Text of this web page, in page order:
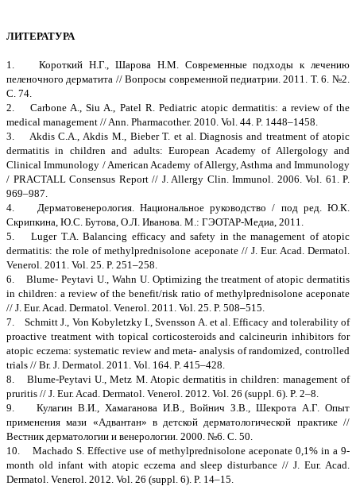
ЛИТЕРАТУРА
1. Короткий Н.Г., Шарова Н.М. Современные подходы к лечению
пеленочного дерматита // Вопросы современной педиатрии. 2011. Т. 6. №2.
С. 74.
2. Carbone A., Siu A., Patel R. Pediatric atopic dermatitis: a review of the
medical management // Ann. Pharmacother. 2010. Vol. 44. P. 1448–1458.
3. Akdis C.A., Akdis M., Bieber T. et al. Diagnosis and treatment of atopic
dermatitis in children and adults: European Academy of Allergology and
Clinical Immunology / American Academy of Allergy, Asthma and Immunology
/ PRACTALL Consensus Report // J. Allergy Clin. Immunol. 2006. Vol. 61. P.
969–987.
4. Дерматовенерология. Национальное руководство / под ред. Ю.К.
Скрипкина, Ю.С. Бутова, О.Л. Иванова. М.: ГЭОТАР-Медиа, 2011.
5. Luger T.A. Balancing efficacy and safety in the management of atopic
dermatitis: the role of methylprednisolone aceponate // J. Eur. Acad. Dermatol.
Venerol. 2011. Vol. 25. P. 251–258.
6. Blume- Peytavi U., Wahn U. Optimizing the treatment of atopic dermatitis
in children: a review of the benefit/risk ratio of methylprednisolone aceponate
// J. Eur. Acad. Dermatol. Venerol. 2011. Vol. 25. P. 508–515.
7. Schmitt J., Von Kobyletzky I., Svensson A. et al. Efficacy and tolerability of
proactive treatment with topical corticosteroids and calcineurin inhibitors for
atopic eczema: systematic review and meta- analysis of randomized, controlled
trials // Br. J. Dermatol. 2011. Vol. 164. P. 415–428.
8. Blume-Peytavi U., Metz M. Atopic dermatitis in children: management of
pruritis // J. Eur. Acad. Dermatol. Venerol. 2012. Vol. 26 (suppl. 6). P. 2–8.
9. Кулагин В.И., Хамаганова И.В., Войнич З.В., Шекрота А.Г. Опыт
применения мази «Адвантан» в детской дерматологической практике //
Вестник дерматологии и венерологии. 2000. №6. С. 50.
10. Machado S. Effective use of methylprednisolone aceponate 0,1% in a 9-
month old infant with atopic eczema and sleep disturbance // J. Eur. Acad.
Dermatol. Venerol. 2012. Vol. 26 (suppl. 6). P. 14–15.